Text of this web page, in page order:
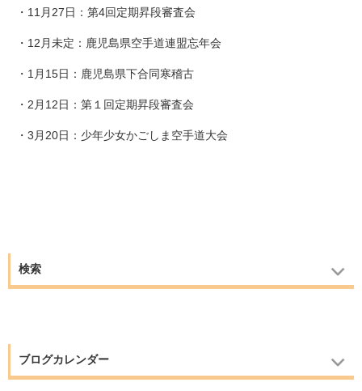
・11月27日：第4回定期昇段審査会
・12月未定：鹿児島県空手道連盟忘年会
・1月15日：鹿児島県下合同寒稽古
・2月12日：第１回定期昇段審査会
・3月20日：少年少女かごしま空手道大会
検索
ブログカレンダー